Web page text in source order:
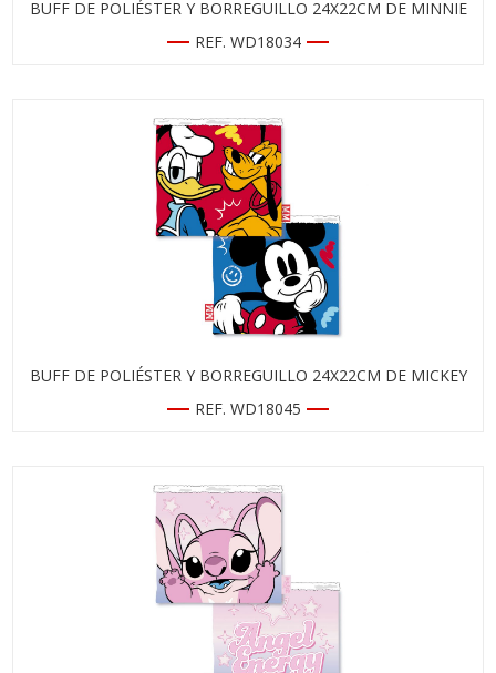
BUFF DE POLIÉSTER Y BORREGUILLO 24X22CM DE MINNIE
REF. WD18034
BUFF DE POLIÉSTER Y BORREGUILLO 24X22CM DE MICKEY
REF. WD18045